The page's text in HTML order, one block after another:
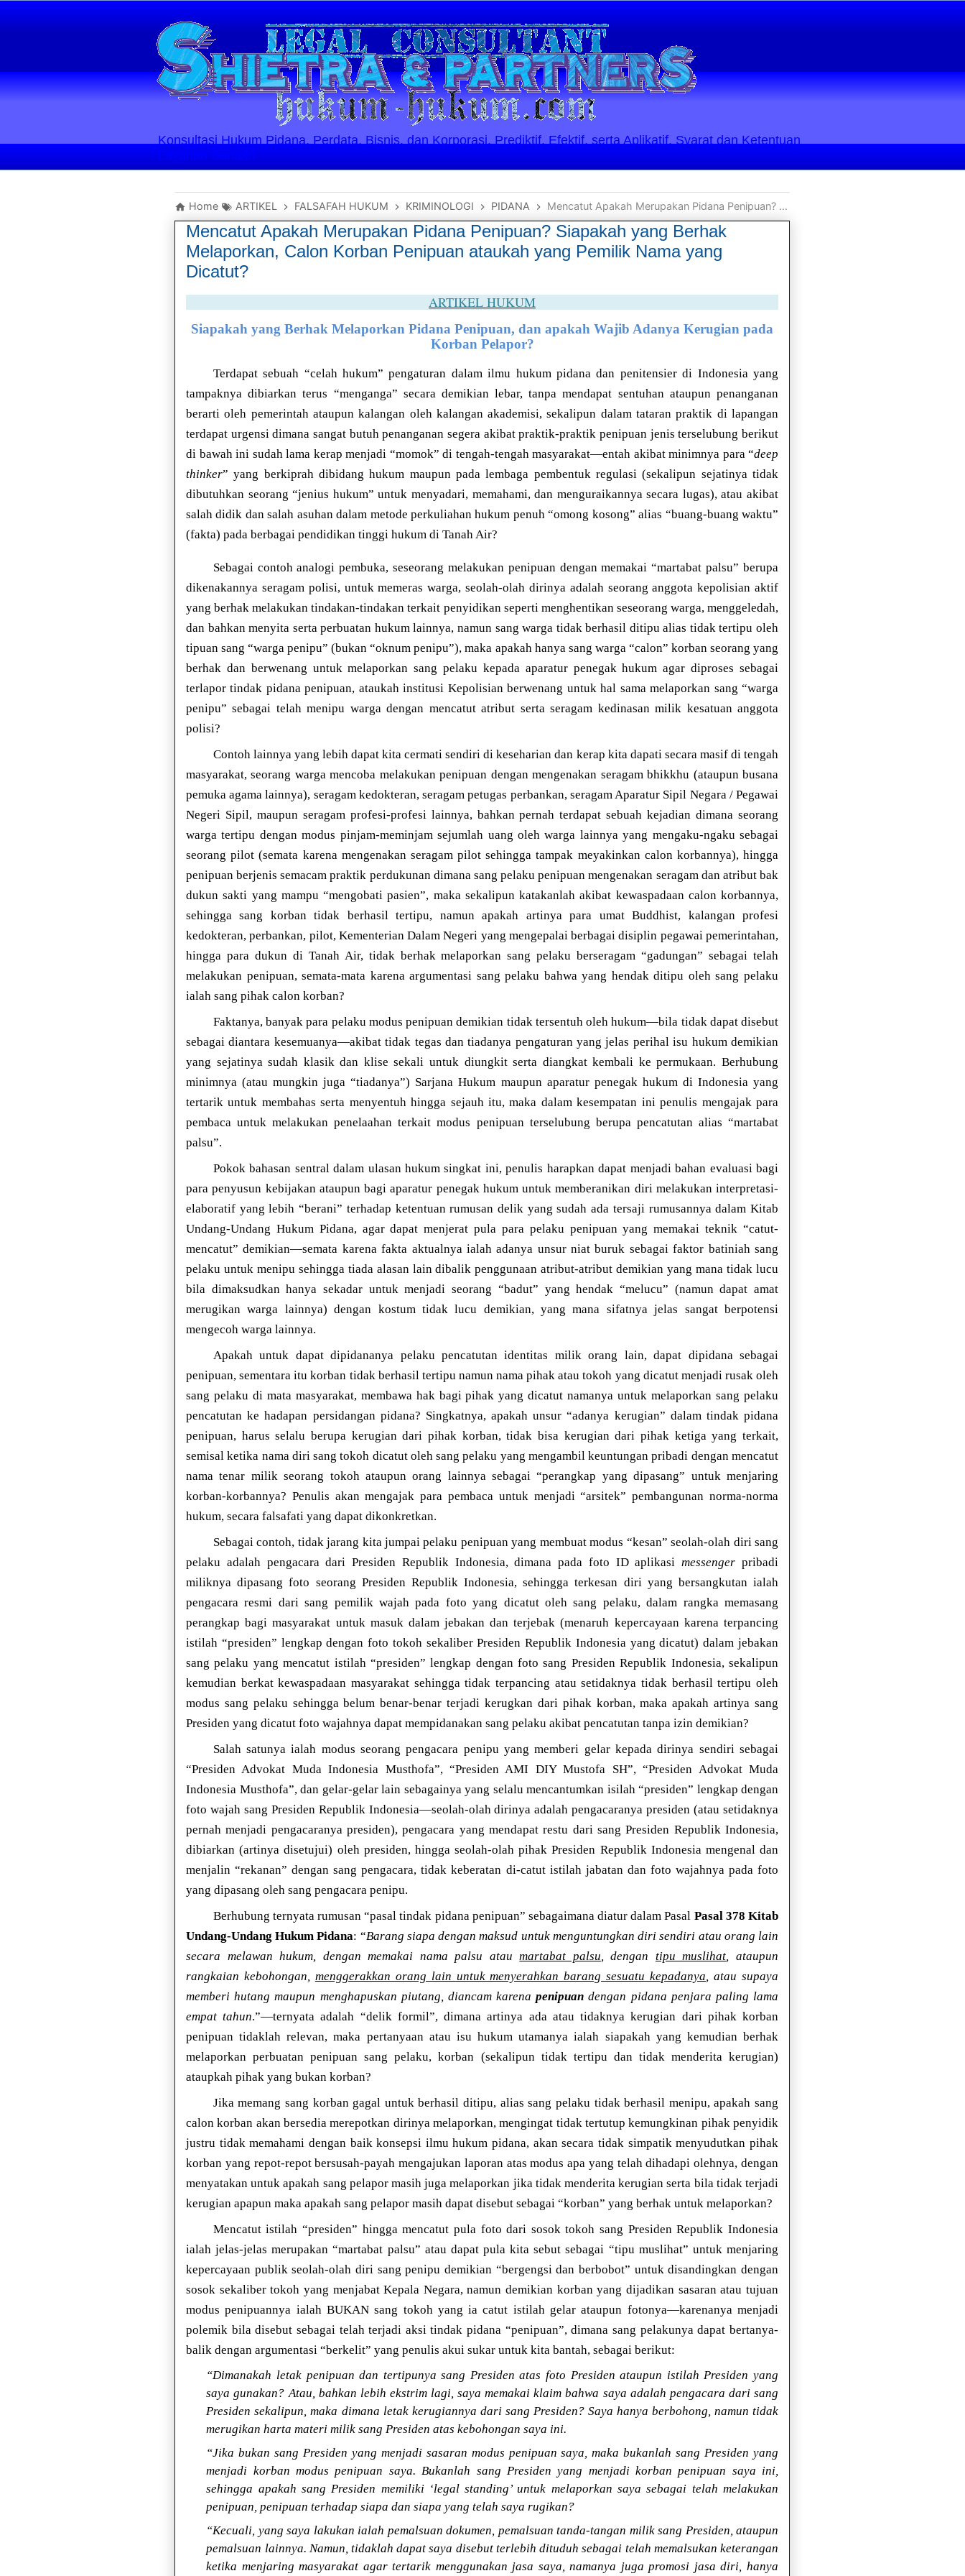
Konsultasi Hukum Pidana, Perdata, Bisnis, dan Korporasi. Prediktif, Efektif, serta Aplikatif. Syarat dan Ketentuan
Layanan Berlaku
Home ARTIKEL FALSAFAH HUKUM KRIMINOLOGI PIDANA Mencatut Apakah Merupakan Pidana Penipuan? Siapakah yang Berhak Melaporkan, Calon Korban Penipuan ataukah yang Pemilik Nama yang Dicatut?
Mencatut Apakah Merupakan Pidana Penipuan? Siapakah yang Berhak
Melaporkan, Calon Korban Penipuan ataukah yang Pemilik Nama yang
Dicatut?
ARTIKEL HUKUM
Siapakah yang Berhak Melaporkan Pidana Penipuan, dan apakah Wajib Adanya Kerugian pada
Korban Pelapor?
Terdapat sebuah “celah hukum” pengaturan dalam ilmu hukum pidana dan penitensier di Indonesia yang
tampaknya dibiarkan terus “menganga” secara demikian lebar, tanpa mendapat sentuhan ataupun penanganan
berarti oleh pemerintah ataupun kalangan oleh kalangan akademisi, sekalipun dalam tataran praktik di lapangan
terdapat urgensi dimana sangat butuh penanganan segera akibat praktik-praktik penipuan jenis terselubung berikut
di bawah ini sudah lama kerap menjadi “momok” di tengah-tengah masyarakat—entah akibat minimnya para “deep
thinker” yang berkiprah dibidang hukum maupun pada lembaga pembentuk regulasi (sekalipun sejatinya tidak
dibutuhkan seorang “jenius hukum” untuk menyadari, memahami, dan menguraikannya secara lugas), atau akibat
salah didik dan salah asuhan dalam metode perkuliahan hukum penuh “omong kosong” alias “buang-buang waktu”
(fakta) pada berbagai pendidikan tinggi hukum di Tanah Air?
Sebagai contoh analogi pembuka, seseorang melakukan penipuan dengan memakai “martabat palsu” berupa
dikenakannya seragam polisi, untuk memeras warga, seolah-olah dirinya adalah seorang anggota kepolisian aktif
yang berhak melakukan tindakan-tindakan terkait penyidikan seperti menghentikan seseorang warga, menggeledah,
dan bahkan menyita serta perbuatan hukum lainnya, namun sang warga tidak berhasil ditipu alias tidak tertipu oleh
tipuan sang “warga penipu” (bukan “oknum penipu”), maka apakah hanya sang warga “calon” korban seorang yang
berhak dan berwenang untuk melaporkan sang pelaku kepada aparatur penegak hukum agar diproses sebagai
terlapor tindak pidana penipuan, ataukah institusi Kepolisian berwenang untuk hal sama melaporkan sang “warga
penipu” sebagai telah menipu warga dengan mencatut atribut serta seragam kedinasan milik kesatuan anggota
polisi?
Contoh lainnya yang lebih dapat kita cermati sendiri di keseharian dan kerap kita dapati secara masif di tengah
masyarakat, seorang warga mencoba melakukan penipuan dengan mengenakan seragam bhikkhu (ataupun busana
pemuka agama lainnya), seragam kedokteran, seragam petugas perbankan, seragam Aparatur Sipil Negara / Pegawai
Negeri Sipil, maupun seragam profesi-profesi lainnya, bahkan pernah terdapat sebuah kejadian dimana seorang
warga tertipu dengan modus pinjam-meminjam sejumlah uang oleh warga lainnya yang mengaku-ngaku sebagai
seorang pilot (semata karena mengenakan seragam pilot sehingga tampak meyakinkan calon korbannya), hingga
penipuan berjenis semacam praktik perdukunan dimana sang pelaku penipuan mengenakan seragam dan atribut bak
dukun sakti yang mampu “mengobati pasien”, maka sekalipun katakanlah akibat kewaspadaan calon korbannya,
sehingga sang korban tidak berhasil tertipu, namun apakah artinya para umat Buddhist, kalangan profesi
kedokteran, perbankan, pilot, Kementerian Dalam Negeri yang mengepalai berbagai disiplin pegawai pemerintahan,
hingga para dukun di Tanah Air, tidak berhak melaporkan sang pelaku berseragam “gadungan” sebagai telah
melakukan penipuan, semata-mata karena argumentasi sang pelaku bahwa yang hendak ditipu oleh sang pelaku
ialah sang pihak calon korban?
Faktanya, banyak para pelaku modus penipuan demikian tidak tersentuh oleh hukum—bila tidak dapat disebut
sebagai diantara kesemuanya—akibat tidak tegas dan tiadanya pengaturan yang jelas perihal isu hukum demikian
yang sejatinya sudah klasik dan klise sekali untuk diungkit serta diangkat kembali ke permukaan. Berhubung
minimnya (atau mungkin juga “tiadanya”) Sarjana Hukum maupun aparatur penegak hukum di Indonesia yang
tertarik untuk membahas serta menyentuh hingga sejauh itu, maka dalam kesempatan ini penulis mengajak para
pembaca untuk melakukan penelaahan terkait modus penipuan terselubung berupa pencatutan alias “martabat
palsu”.
Pokok bahasan sentral dalam ulasan hukum singkat ini, penulis harapkan dapat menjadi bahan evaluasi bagi
para penyusun kebijakan ataupun bagi aparatur penegak hukum untuk memberanikan diri melakukan interpretasi-
elaboratif yang lebih “berani” terhadap ketentuan rumusan delik yang sudah ada tersaji rumusannya dalam Kitab
Undang-Undang Hukum Pidana, agar dapat menjerat pula para pelaku penipuan yang memakai teknik “catut-
mencatut” demikian—semata karena fakta aktualnya ialah adanya unsur niat buruk sebagai faktor batiniah sang
pelaku untuk menipu sehingga tiada alasan lain dibalik penggunaan atribut-atribut demikian yang mana tidak lucu
bila dimaksudkan hanya sekadar untuk menjadi seorang “badut” yang hendak “melucu” (namun dapat amat
merugikan warga lainnya) dengan kostum tidak lucu demikian, yang mana sifatnya jelas sangat berpotensi
mengecoh warga lainnya.
Apakah untuk dapat dipidananya pelaku pencatutan identitas milik orang lain, dapat dipidana sebagai
penipuan, sementara itu korban tidak berhasil tertipu namun nama pihak atau tokoh yang dicatut menjadi rusak oleh
sang pelaku di mata masyarakat, membawa hak bagi pihak yang dicatut namanya untuk melaporkan sang pelaku
pencatutan ke hadapan persidangan pidana? Singkatnya, apakah unsur “adanya kerugian” dalam tindak pidana
penipuan, harus selalu berupa kerugian dari pihak korban, tidak bisa kerugian dari pihak ketiga yang terkait,
semisal ketika nama diri sang tokoh dicatut oleh sang pelaku yang mengambil keuntungan pribadi dengan mencatut
nama tenar milik seorang tokoh ataupun orang lainnya sebagai “perangkap yang dipasang” untuk menjaring
korban-korbannya? Penulis akan mengajak para pembaca untuk menjadi “arsitek” pembangunan norma-norma
hukum, secara falsafati yang dapat dikonkretkan.
Sebagai contoh, tidak jarang kita jumpai pelaku penipuan yang membuat modus “kesan” seolah-olah diri sang
pelaku adalah pengacara dari Presiden Republik Indonesia, dimana pada foto ID aplikasimessenger pribadi
miliknya dipasang foto seorang Presiden Republik Indonesia, sehingga terkesan diri yang bersangkutan ialah
pengacara resmi dari sang pemilik wajah pada foto yang dicatut oleh sang pelaku, dalam rangka memasang
perangkap bagi masyarakat untuk masuk dalam jebakan dan terjebak (menaruh kepercayaan karena terpancing
istilah “presiden” lengkap dengan foto tokoh sekaliber Presiden Republik Indonesia yang dicatut) dalam jebakan
sang pelaku yang mencatut istilah “presiden” lengkap dengan foto sang Presiden Republik Indonesia, sekalipun
kemudian berkat kewaspadaan masyarakat sehingga tidak terpancing atau setidaknya tidak berhasil tertipu oleh
modus sang pelaku sehingga belum benar-benar terjadi kerugkan dari pihak korban, maka apakah artinya sang
Presiden yang dicatut foto wajahnya dapat mempidanakan sang pelaku akibat pencatutan tanpa izin demikian?
Salah satunya ialah modus seorang pengacara penipu yang memberi gelar kepada dirinya sendiri sebagai
“Presiden Advokat Muda Indonesia Musthofa”, “Presiden AMI DIY Mustofa SH”, “Presiden Advokat Muda
Indonesia Musthofa”, dan gelar-gelar lain sebagainya yang selalu mencantumkan isilah “presiden” lengkap dengan
foto wajah sang Presiden Republik Indonesia—seolah-olah dirinya adalah pengacaranya presiden (atau setidaknya
pernah menjadi pengacaranya presiden), pengacara yang mendapat restu dari sang Presiden Republik Indonesia,
dibiarkan (artinya disetujui) oleh presiden, hingga seolah-olah pihak Presiden Republik Indonesia mengenal dan
menjalin “rekanan” dengan sang pengacara, tidak keberatan di-catut istilah jabatan dan foto wajahnya pada foto
yang dipasang oleh sang pengacara penipu.
Berhubung ternyata rumusan “pasal tindak pidana penipuan” sebagaimana diatur dalam Pasal Pasal 378 Kitab
Undang-Undang Hukum Pidana: “Barang siapa dengan maksud untuk menguntungkan diri sendiri atau orang lain
secara melawan hukum, dengan memakai nama palsu ataumartabat palsu, dengan tipu muslihat, ataupun
rangkaian kebohongan, menggerakkan orang lain untuk menyerahkan barang sesuatu kepadanya, atau supaya
memberi hutang maupun menghapuskan piutang, diancam karenapenipuan dengan pidana penjara paling lama
empat tahun.”—ternyata adalah “delik formil”, dimana artinya ada atau tidaknya kerugian dari pihak korban
penipuan tidaklah relevan, maka pertanyaan atau isu hukum utamanya ialah siapakah yang kemudian berhak
melaporkan perbuatan penipuan sang pelaku, korban (sekalipun tidak tertipu dan tidak menderita kerugian)
ataupkah pihak yang bukan korban?
Jika memang sang korban gagal untuk berhasil ditipu, alias sang pelaku tidak berhasil menipu, apakah sang
calon korban akan bersedia merepotkan dirinya melaporkan, mengingat tidak tertutup kemungkinan pihak penyidik
justru tidak memahami dengan baik konsepsi ilmu hukum pidana, akan secara tidak simpatik menyudutkan pihak
korban yang repot-repot bersusah-payah mengajukan laporan atas modus apa yang telah dihadapi olehnya, dengan
menyatakan untuk apakah sang pelapor masih juga melaporkan jika tidak menderita kerugian serta bila tidak terjadi
kerugian apapun maka apakah sang pelapor masih dapat disebut sebagai “korban” yang berhak untuk melaporkan?
Mencatut istilah “presiden” hingga mencatut pula foto dari sosok tokoh sang Presiden Republik Indonesia
ialah jelas-jelas merupakan “martabat palsu” atau dapat pula kita sebut sebagai “tipu muslihat” untuk menjaring
kepercayaan publik seolah-olah diri sang penipu demikian “bergengsi dan berbobot” untuk disandingkan dengan
sosok sekaliber tokoh yang menjabat Kepala Negara, namun demikian korban yang dijadikan sasaran atau tujuan
modus penipuannya ialah BUKAN sang tokoh yang ia catut istilah gelar ataupun fotonya—karenanya menjadi
polemik bila disebut sebagai telah terjadi aksi tindak pidana “penipuan”, dimana sang pelakunya dapat bertanya-
balik dengan argumentasi “berkelit” yang penulis akui sukar untuk kita bantah, sebagai berikut:
“Dimanakah letak penipuan dan tertipunya sang Presiden atas foto Presiden ataupun istilah Presiden yang
saya gunakan? Atau, bahkan lebih ekstrim lagi, saya memakai klaim bahwa saya adalah pengacara dari sang
Presiden sekalipun, maka dimana letak kerugiannya dari sang Presiden? Saya hanya berbohong, namun tidak
merugikan harta materi milik sang Presiden atas kebohongan saya ini.
“Jika bukan sang Presiden yang menjadi sasaran modus penipuan saya, maka bukanlah sang Presiden yang
menjadi korban modus penipuan saya. Bukanlah sang Presiden yang menjadi korban penipuan saya ini,
sehingga apakah sang Presiden memiliki ‘legal standing’ untuk melaporkan saya sebagai telah melakukan
penipuan, penipuan terhadap siapa dan siapa yang telah saya rugikan?
“Kecuali, yang saya lakukan ialah pemalsuan dokumen, pemalsuan tanda-tangan milik sang Presiden, ataupun
pemalsuan lainnya. Namun, tidaklah dapat saya disebut terlebih dituduh sebagai telah memalsukan keterangan
ketika menjaring masyarakat agar tertarik menggunakan jasa saya, namanya juga promosi jasa diri, hanya